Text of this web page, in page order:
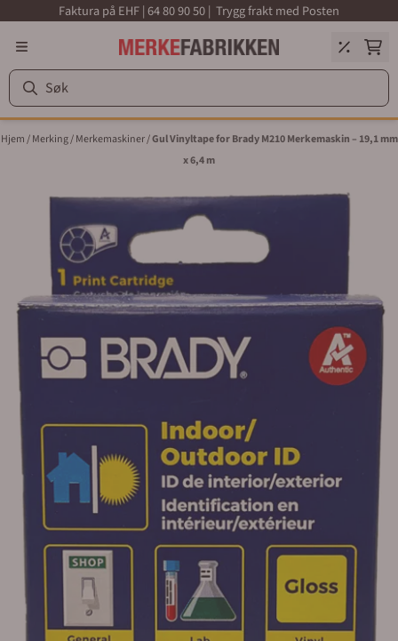
Hopp til innholdFaktura på EHF | 64 80 90 50 | Trygg frakt med Posten
Hjem/Merking/Merkemaskiner/Gul Vinyltape for Brady M210 Merkemaskin – 19,1 mm
x 6,4 m